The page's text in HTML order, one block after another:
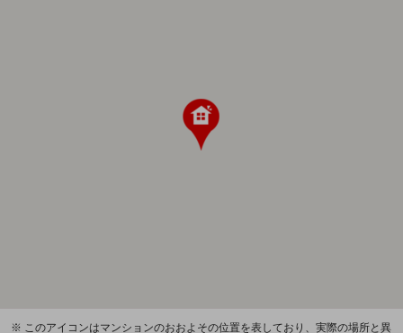
※ このアイコンはマンションのおおよその位置を表しており、実際の場所と異